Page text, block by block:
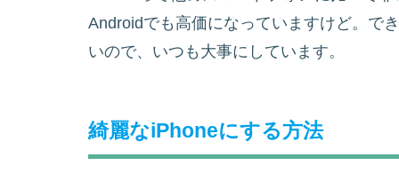
Androidでも高価になっていますけど。で
いので、いつも大事にしています。
綺麗なiPhoneにする方法